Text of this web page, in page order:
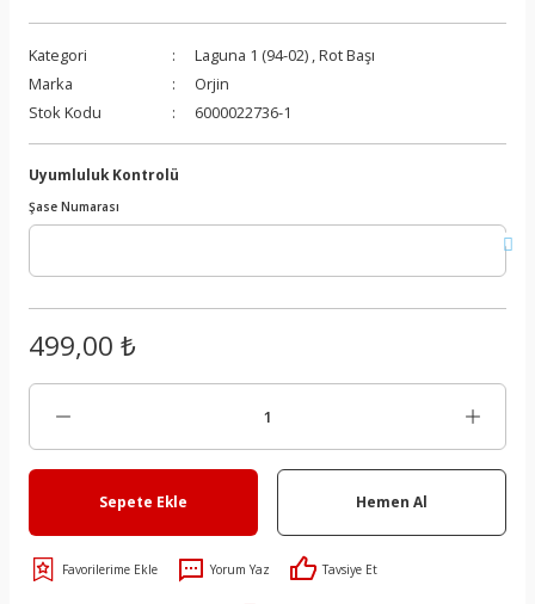
Kategori Laguna 1 (94-02) ,Rot Başı
Marka
Orjin
Stok Kodu
6000022736-1
Uyumluluk Kontrolü
Şase Numarası
499,00 ₺
Sepete Ekle Hemen Al
Yorum Yaz Tavsiye Et